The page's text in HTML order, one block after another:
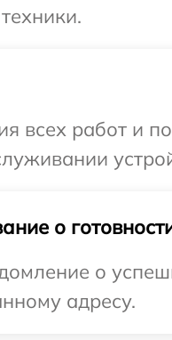
всех работ и
о
о
адресу.